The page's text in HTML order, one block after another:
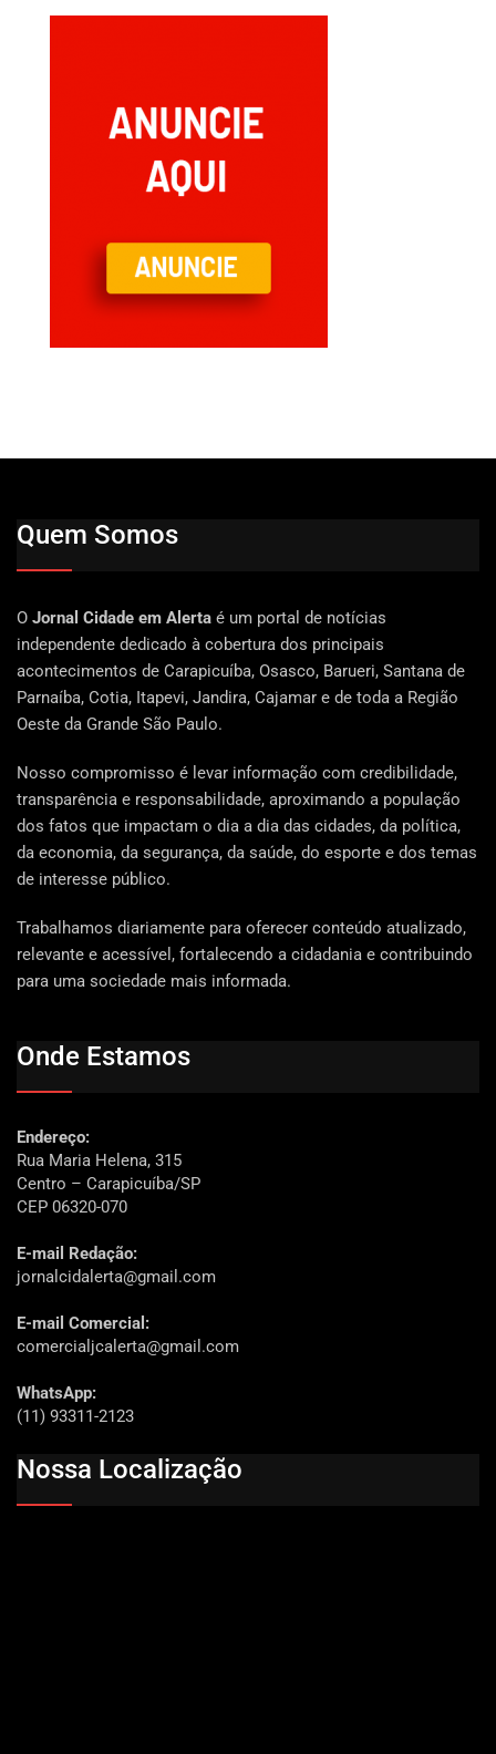
Quem Somos
O Jornal Cidade em Alerta é um portal de notícias
independente dedicado à cobertura dos principais
acontecimentos de Carapicuíba, Osasco, Barueri, Santana de
Parnaíba, Cotia, Itapevi, Jandira, Cajamar e de toda a Região
Oeste da Grande São Paulo.
Nosso compromisso é levar informação com credibilidade,
transparência e responsabilidade, aproximando a população
dos fatos que impactam o dia a dia das cidades, da política,
da economia, da segurança, da saúde, do esporte e dos temas
de interesse público.
Trabalhamos diariamente para oferecer conteúdo atualizado,
relevante e acessível, fortalecendo a cidadania e contribuindo
para uma sociedade mais informada.
Onde Estamos
Endereço:
Rua Maria Helena, 315
Centro – Carapicuíba/SP
CEP 06320-070
E-mail Redação:
jornalcidalerta@gmail.com
E-mail Comercial:
comercialjcalerta@gmail.com
WhatsApp:
(11) 93311-2123
Nossa Localização